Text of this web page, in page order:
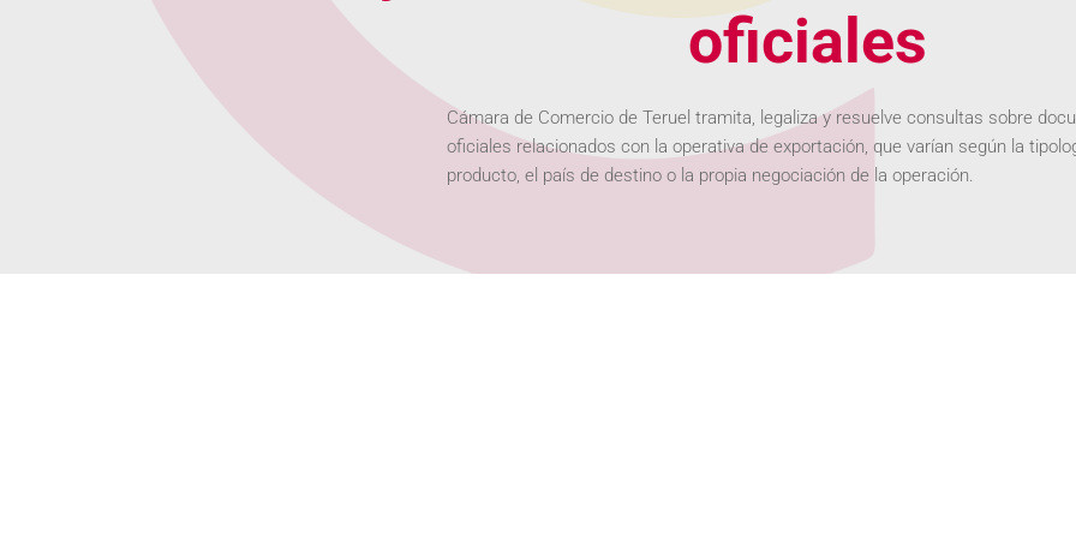
oficiales
Cámara de Comercio de Teruel tramita, legaliza y resuelve consultas sobre
oficiales relacionados con la operativa de exportación, que varían según la
producto, el país de destino o la propia negociación de la operación.